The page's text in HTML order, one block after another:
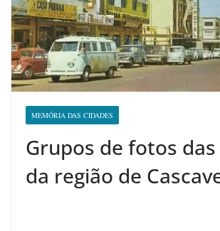
MEMÓRIA DAS CIDADES
Grupos de fotos
da região de